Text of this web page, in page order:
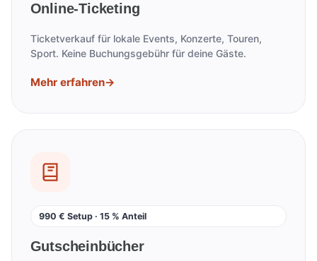
Online-Ticketing
Ticketverkauf für lokale Events, Konzerte, Touren,
Sport. Keine Buchungsgebühr für deine Gäste.
Mehr erfahren→
990 € Setup · 15 % Anteil
Gutscheinbücher